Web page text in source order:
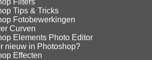
Tips & Tricks
Fotobewerkingen
Curven
Elements Photo Editor
nieuw in Photoshop?
Effecten